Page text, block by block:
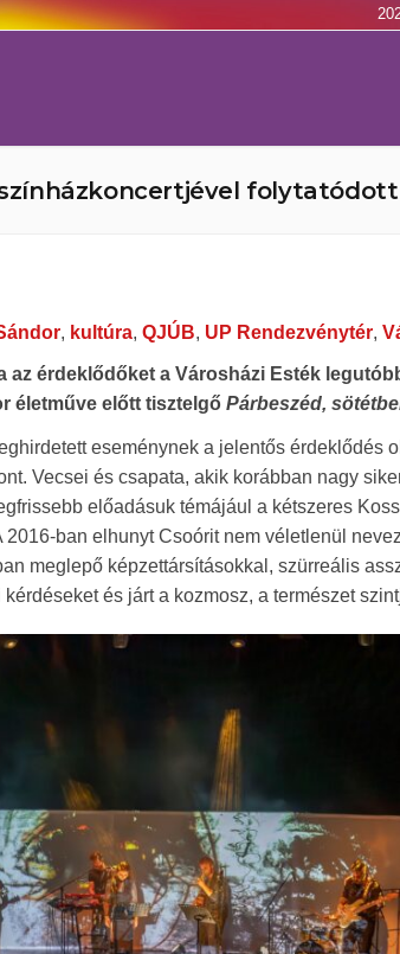
színházkoncertjével
, kultúra, QJÚB, UP Rendezvénytér,
érdeklődőket a Városházi Esték
életműve előtt tisztelgő Párbeszéd,
eseménynek a jelentős érdeklődés
Vecsei és csapata, akik korábban nagy
előadásuk témájául a kétszeres
ban elhunyt Csoórit nem véletlenül
meglepő képzettársításokkal, szürreális
és járt a kozmosz, a természet